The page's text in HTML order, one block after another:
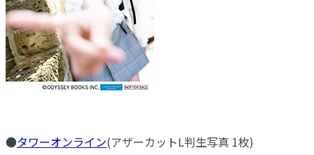
●タワーオンライン(アザーカットL判生写真 1枚)